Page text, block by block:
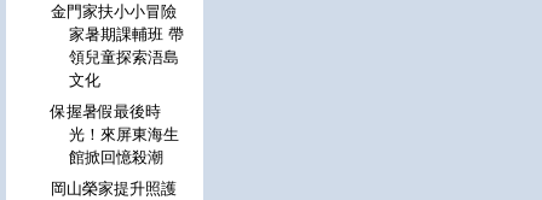
金門家扶小小冒險
家暑期課輔班 帶
領兒童探索浯島
文化
保握暑假最後時
光！來屏東海生
館掀回憶殺潮
岡山榮家提升照護